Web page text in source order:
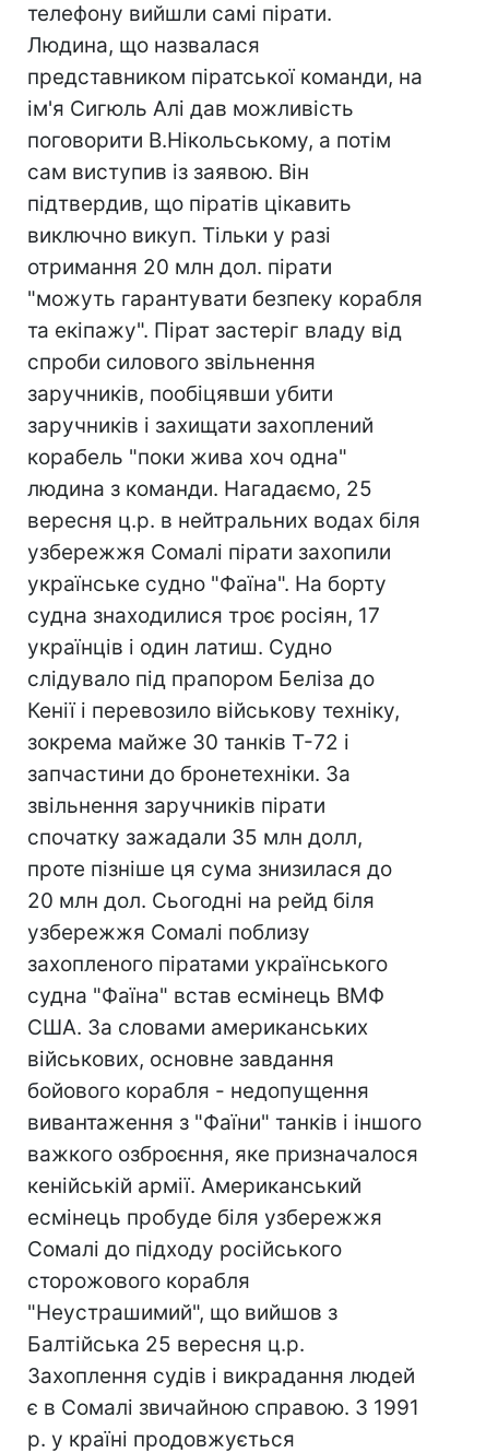
телефону вийшли самі пірати.
Людина, що назвалася
представником піратської команди, на
ім'я Сигюль Алі дав можливість
поговорити В.Нікольському, а потім
сам виступив із заявою. Він
підтвердив, що піратів цікавить
виключно викуп. Тільки у разі
отримання 20 млн дол. пірати
"можуть гарантувати безпеку корабля
та екіпажу". Пірат застеріг владу від
спроби силового звільнення
заручників, пообіцявши убити
заручників і захищати захоплений
корабель "поки жива хоч одна"
людина з команди. Нагадаємо, 25
вересня ц.р. в нейтральних водах біля
узбережжя Сомалі пірати захопили
українське судно "Фаїна". На борту
судна знаходилися троє росіян, 17
українців і один латиш. Судно
слідувало під прапором Беліза до
Кенії і перевозило військову техніку,
зокрема майже 30 танків Т-72 і
запчастини до бронетехніки. За
звільнення заручників пірати
спочатку зажадали 35 млн долл,
проте пізніше ця сума знизилася до
20 млн дол. Сьогодні на рейд біля
узбережжя Сомалі поблизу
захопленого піратами українського
судна "Фаїна" встав есмінець ВМФ
США. За словами американських
військових, основне завдання
бойового корабля - недопущення
вивантаження з "Фаїни" танків і іншого
важкого озброєння, яке призначалося
кенійській армії. Американський
есмінець пробуде біля узбережжя
Сомалі до підходу російського
сторожового корабля
"Неустрашимий", що вийшов з
Балтійська 25 вересня ц.р.
Захоплення судів і викрадання людей
є в Сомалі звичайною справою. З 1991
р. у країні продовжується